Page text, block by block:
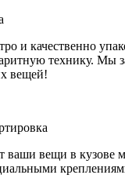
и качественно
технику. Мы
вещей!
ваши вещи в кузове